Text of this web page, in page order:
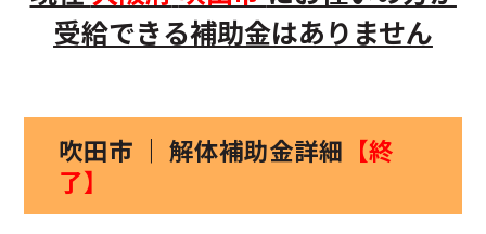
受給できる補助金はありません
吹田市 ｜ 解体補助金詳細 【終
了】